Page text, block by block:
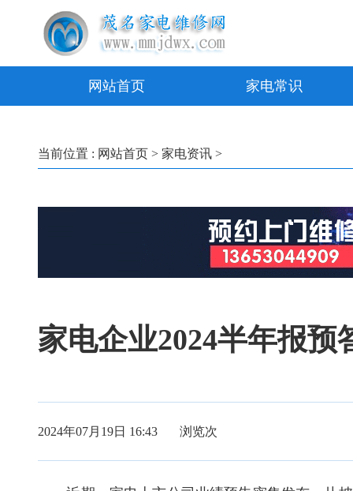
网站首页 家电常识
当前位置 : 网站首页 > 家电资讯 >
家电企业2024半年报预
2024年07月19日 16:43 浏览次